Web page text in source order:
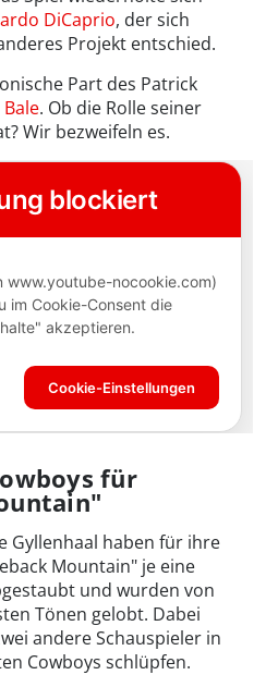
DiCaprio, der sich
Projekt entschied.
Part des Patrick
. Ob die Rolle seiner
Wir bezweifeln es.
für
Gyllenhaal haben für ihre
Mountain" je eine
und wurden von
Tönen gelobt. Dabei
andere Schauspieler in
Cowboys schlüpfen.